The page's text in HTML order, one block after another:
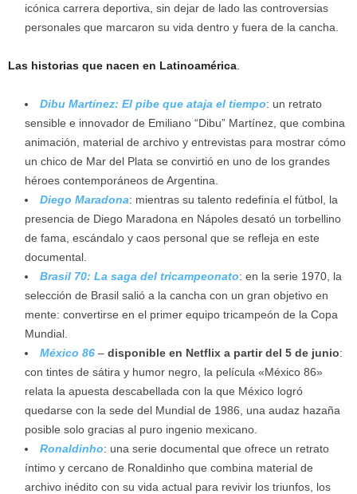
icónica carrera deportiva, sin dejar de lado las controversias
personales que marcaron su vida dentro y fuera de la cancha.
Las historias que nacen en Latinoamérica
Dibu Martínez: El pibe que ataja el tiempo: un retrato
sensible e innovador de Emiliano “Dibu” Martínez, que combina
animación, material de archivo y entrevistas para mostrar cómo
un chico de Mar del Plata se convirtió en uno de los grandes
héroes contemporáneos de Argentina.
Diego Maradona: mientras su talento redefinía el fútbol, la
presencia de Diego Maradona en Nápoles desató un torbellino
de fama, escándalo y caos personal que se refleja en este
documental.
Brasil 70: La saga del tricampeonato: en la serie 1970, la
selección de Brasil salió a la cancha con un gran objetivo en
mente: convertirse en el primer equipo tricampeón de la Copa
Mundial.
México 86 – disponible en Netflix a partir del 5 de junio:
con tintes de sátira y humor negro, la película «México 86»
relata la apuesta descabellada con la que México logró
quedarse con la sede del Mundial de 1986, una audaz hazaña
posible solo gracias al puro ingenio mexicano.
Ronaldinho: una serie documental que ofrece un retrato
íntimo y cercano de Ronaldinho que combina material de
archivo inédito con su vida actual para revivir los triunfos, los